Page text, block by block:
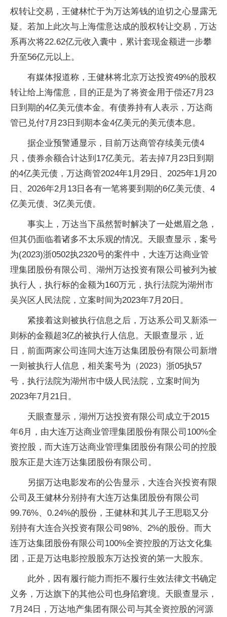
权转让交易，王健林忙于为万达筹钱的迫切之心显露无
疑。若加上此次与上海儒意达成的股权转让交易，万达
系再次将22.62亿元收入囊中，累计套现金额进一步攀
升至56亿元以上。
有媒体报道称，王健林将北京万达投资49%的股权
转让给上海儒意，目的正是为了将资金用于偿还7月23
日到期的4亿美元债本金。有债券持有人表示，万达商
管已兑付7月23日到期本金4亿美元的美元债本息。
据企业预警通显示，目前万达商管存续美元债4
只，债券余额合计达到17亿美元。若去掉7月23日到期
的4亿美元债，万达商管2024年1月29日、2025年1月20
日、2026年2月13日各有一笔将要到期的6亿美元债、4
亿美元债、3亿美元债。
事实上，万达当下虽然暂时解决了一处燃眉之急，
但其仍面临着诸多不太乐观的情况。天眼查显示，案号
为(2023)浙0502执2320号的案件中，大连万达商业管
理集团股份有限公司、湖州万达投资有限公司被列为被
执行人，执行标的金额为160万元，执行法院为湖州市
吴兴区人民法院，立案时间为2023年7月20日。
紧接着这则被执行信息之后，万达系公司又新添一
则标的金额超3亿的被执行人信息。天眼查显示，近
日，前面两家公司连同大连万达集团股份有限公司新增
一则被执行人信息，相关案号为（2023）浙05执57
号，执行法院为湖州市中级人民法院，立案时间为
2023年7月21日。
天眼查显示，湖州万达投资有限公司成立于2015
年6月，由大连万达商业管理集团股份有限公司100%全
资控股，而大连万达商业管理集团股份有限公司的控股
股东正是大连万达集团股份有限公司。
另据万达电影发布的公告显示，大连合兴投资有限
公司及王健林分别持有大连万达集团股份有限公司
99.76%、0.24%的股份，王健林和其儿子王思聪又分
别持有大连合兴投资有限公司98%、2%的股份。而大
连万达集团股份有限公司100%全资控股的万达文化集
团，正是万达电影控股股东万达投资的第一大股东。
此外，因有履行能力而拒不履行生效法律文书确定
义务，万达旗下的其他公司也身陷窘境。天眼查显示，
7月24日，万达地产集团有限公司与其全资控股的河源